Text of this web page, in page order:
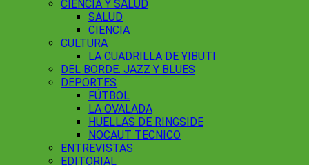
CIENCIA Y SALUD
SALUD
CIENCIA
CULTURA
LA CUADRILLA DE YIBUTI
DEL BORDE. JAZZ Y BLUES
DEPORTES
FÚTBOL
LA OVALADA
HUELLAS DE RINGSIDE
NOCAUT TECNICO
ENTREVISTAS
EDITORIAL